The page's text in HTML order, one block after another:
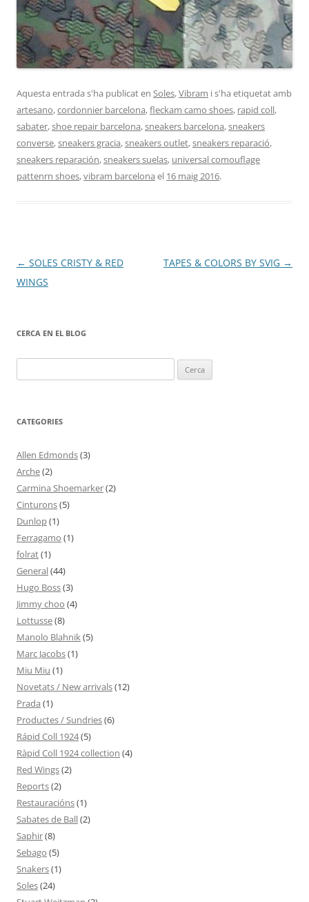
Aquesta entrada s'ha publicat en Soles,Vibram i s'ha etiquetat amb
artesano,cordonnier barcelona,fleckam camo shoes, rapid coll,
sabater,shoe repair barcelona,sneakers barcelona,sneakers
converse,sneakers gracia,sneakers outlet,sneakers reparació,
sneakers reparación,sneakers suelas, universal comouflage
pattenrn shoes,vibram barcelona el 16 maig 2016.
Navegació
per
← SOLES CRISTY & RED
WINGS
TAPES & COLORS BY SVIG →
CERCA EN EL BLOG
CATEGORIES
Allen Edmonds(3)
Arche(2)
Carmina Shoemarker(2)
Cinturons(5)
Dunlop(1)
Ferragamo (1)
folrat(1)
General(44)
Hugo Boss(3)
Jimmy choo (4)
Lottusse(8)
Manolo Blahnik(5)
Marc Jacobs(1)
Miu Miu (1)
Novetats / New arrivals(12)
Prada (1)
Productes / Sundries(6)
Rápid Coll 1924(5)
Ràpid Coll 1924 collection (4)
Red Wings(2)
Reports(2)
Restauracións(1)
Sabates de Ball(2)
Saphir(8)
Sebago (5)
Snakers(1)
Soles(24)